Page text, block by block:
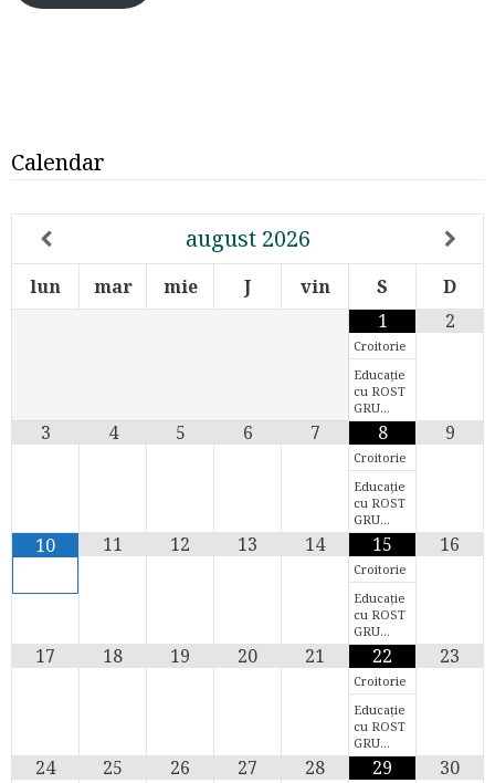
Calendar
august 2026
lun mar mie J vin S
D
1
Croitorie
Educație
cu ROST
GRU…
2
3 4 5 6 7 8
Croitorie
Educație
cu ROST
GRU…
9
10 11 12 13 14 15
Croitorie
Educație
cu ROST
GRU…
16
17 18 19 20 21 22
Croitorie
Educație
cu ROST
GRU…
23
24 25 26 27 28 29 30